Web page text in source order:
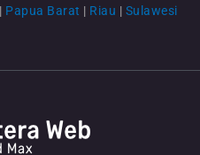
| Papua Barat | Riau | Sulawesi